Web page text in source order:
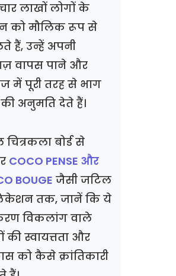
लाखों लोगों के
को मौलिक रूप से
हैं, उन्हें अपनी
वापस पाने और
में पूरी तरह से भाग
अनुमति देते हैं।
बोर्ड से
COCO PENSE और
BOUGE जैसी जटिल
तक, जानें कि ये
विकलांग वाले
की स्वायत्तता और
को कैसे क्रांतिकारी